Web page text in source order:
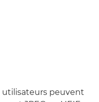
utilisateurs peuvent